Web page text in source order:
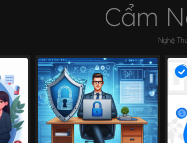
Cẩm
Nghệ